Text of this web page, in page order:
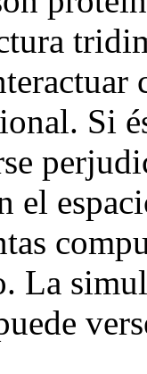
Si
el
La